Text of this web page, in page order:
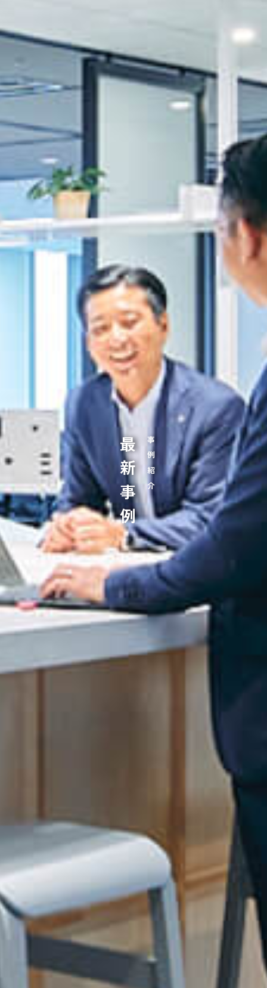
事例紹介
最新事例